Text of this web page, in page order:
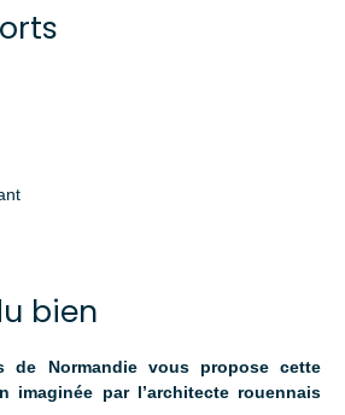
bien
de Normandie vous propose cette
imaginée par l’architecte rouennais